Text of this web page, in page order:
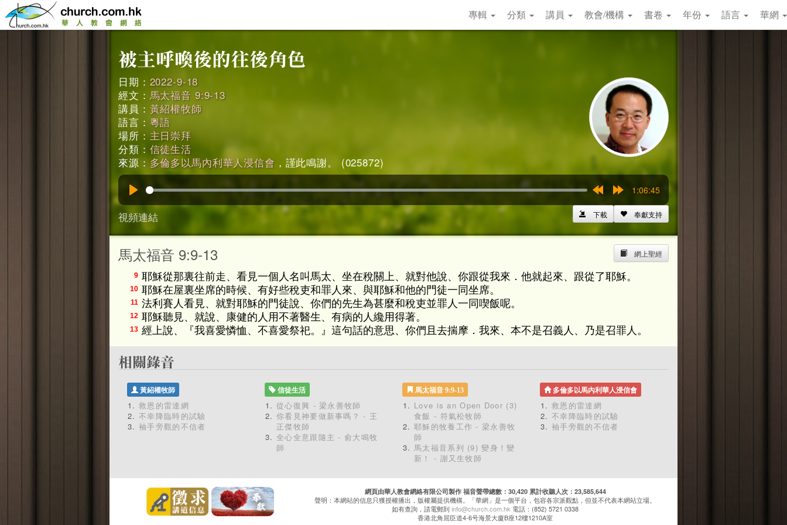
專輯 分類 講員 教會/機構 書卷 年份 語言 華網
日期： 2022-9-18
經文： 馬太福音 9:9-13
講員： 黃紹權牧師
語言： 粵語
場所： 主日崇拜
分類： 信徒生活
來源：多倫多以馬內利華人浸信會 ，謹此鳴謝。 (025872)
15s
15s
1:06:45
視頻連結 奉獻支持
下載
網上聖經
馬太福音 9:9-13
9 耶穌從那裏往前走、看見一個人名叫馬太、坐在稅關上、就對他說、你跟從我來．他就起來、跟從了耶穌。
10 耶穌在屋裏坐席的時候、有好些稅吏和罪人來、與耶穌和他的門徒一同坐席。
11 法利賽人看見、就對耶穌的門徒說、你們的先生為甚麼和稅吏並罪人一同喫飯呢。
12 耶穌聽見、就說、康健的人用不著醫生、有病的人纔用得著。
13 經上說、『我喜愛憐恤、不喜愛祭祀。』這句話的意思、你們且去揣摩．我來、本不是召義人、乃是召罪人。
黃紹權牧師
救恩的雷達網
不幸降臨時的試驗
袖手旁觀的不信者
信徒生活
從心復興 - 梁永善牧師
你看見神要做新事嗎？ - 王
正傑牧師
全心全意跟隨主 - 俞大鳴牧
師
馬太福音 9:9-13
Love is an Open Door (3)
食飯 - 符氣松牧師
耶穌的牧養工作 - 梁永善牧
師
馬太福音系列 (9) 變身！變
新！ - 謝又生牧師
多倫多以馬內利華人浸信會
救恩的雷達網
不幸降臨時的試驗
袖手旁觀的不信者
網頁由華人教會網絡有限公司製作 福音聲帶總數：30,420 累計收聽人次：23,585,644
聲明：本網站的信息只獲授權播出，版權屬提供機構。「華網」是一個平台，包容各宗派觀點，但並不代表本網站立場。
如有查詢，請電郵到info@church.com.hk 電話：(852) 5721 0338
香港北角屈臣道4-6号海景大廈B座12樓1210A室